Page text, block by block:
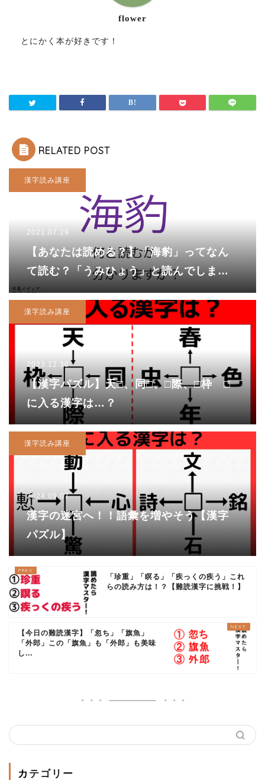
flower
とにかく本が好きです！
RELATED POST
漢字読み講座
2021.07.29
【あなたは読める？】「海豹」ってなん
て読む？「うみひょう」と読んでしまっ
たあなたは…?
漢字読み講座
2023.12.30
【漢字パズル】天□、同□、□際、□枠 □
に入る漢字は…？
漢字読み講座
2024.09.07
漢字の迷宮へ！！語彙を増やそう【漢字
パズル】
「珍重」「瞑る」「疾っくの疾う」これ
らの読み方は！？【難読漢字に挑戦！】
【今日の難読漢字】「忽ち」「旗魚」
「外郎」この「旗魚」も「外郎」も美味
し...
カテゴリー